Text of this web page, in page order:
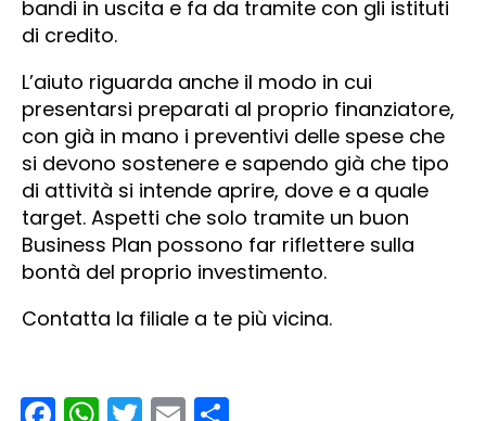
bandi in uscita e fa da tramite con gli istituti
di credito.
L’aiuto riguarda anche il modo in cui
presentarsi preparati al proprio finanziatore,
con già in mano i preventivi delle spese che
si devono sostenere e sapendo già che tipo
di attività si intende aprire, dove e a quale
target. Aspetti che solo tramite un buon
Business Plan possono far riflettere sulla
bontà del proprio investimento.
Contatta la filiale a te più vicina.